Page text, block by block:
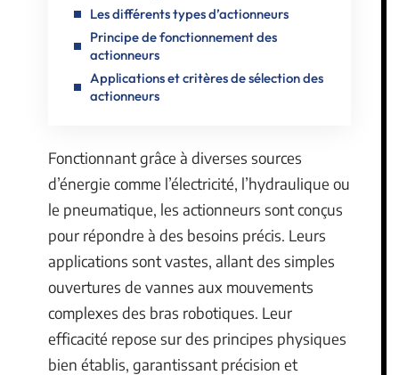
Les différents types d’actionneurs
Principe de fonctionnement des
actionneurs
Applications et critères de sélection des
actionneurs
Fonctionnant grâce à diverses sources
d’énergie comme l’électricité, l’hydraulique ou
le pneumatique, les actionneurs sont conçus
pour répondre à des besoins précis. Leurs
applications sont vastes, allant des simples
ouvertures de vannes aux mouvements
complexes des bras robotiques. Leur
efficacité repose sur des principes physiques
bien établis, garantissant précision et